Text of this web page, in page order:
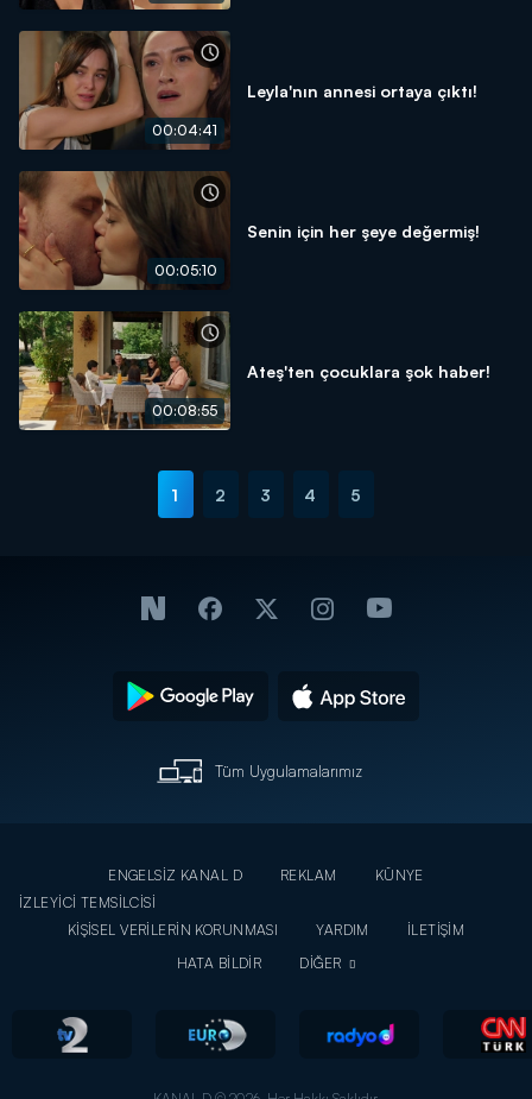
00:04:41
Leyla'nın annesi ortaya çıktı!
00:05:10
Senin için her şeye değermiş!
00:08:55
Ateş'ten çocuklara şok haber!
1 2 3 4 5
Tüm Uygulamalarımız
ENGELSİZ KANAL D REKLAM
KÜNYE
İZLEYİCİ TEMSİLCİSİ
KİŞİSEL VERİLERİN KORUNMASI
YARDIM
İLETİŞİM
HATA BİLDİR
DİĞER